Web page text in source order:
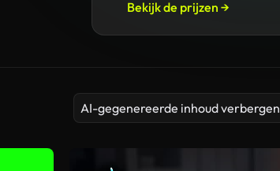
Bekijk de prijzen →
AI-gegenereerde inhoud verbergen